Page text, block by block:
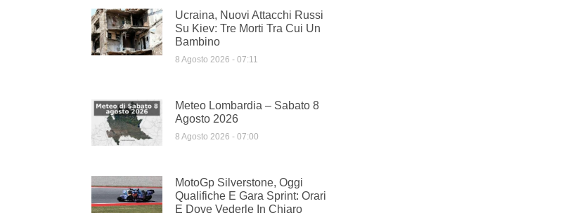
Ucraina, Nuovi Attacchi Russi
Su Kiev: Tre Morti Tra Cui Un
Bambino
8 Agosto 2026 07:11
Meteo Lombardia – Sabato 8
Agosto 2026
8 Agosto 2026 07:00
MotoGp Silverstone, Oggi
Qualifiche E Gara Sprint: Orari
E Dove Vederle In Chiaro